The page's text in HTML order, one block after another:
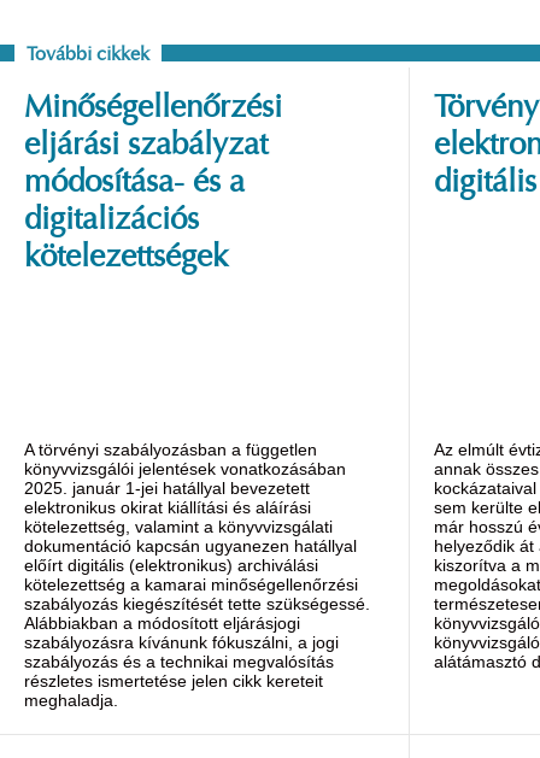
További cikkek
Minőségellenőrzési
eljárási szabályzat
módosítása- és a
digitalizációs
kötelezettségek
A törvényi szabályozásban a független
könyvvizsgálói jelentések vonatkozásában
2025. január 1-jei hatállyal bevezetett
elektronikus okirat kiállítási és aláírási
kötelezettség, valamint a könyvvizsgálati
dokumentáció kapcsán ugyanezen hatállyal
előírt digitális (elektronikus) archiválási
kötelezettség a kamarai minőségellenőrzési
szabályozás kiegészítését tette szükségessé.
Alábbiakban a módosított eljárásjogi
szabályozásra kívánunk fókuszálni, a jogi
szabályozás és a technikai megvalósítás
részletes ismertetése jelen cikk kereteit
meghaladja.
Az elmúlt
annak
sem kerülte
már hosszú
helyeződik
kiszorítva a
alátámasztó